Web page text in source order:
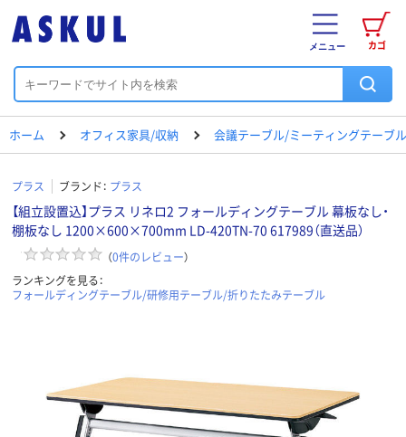
カゴ
メニュー
ホーム オフィス家具/収納 会議テーブル/ミーティングテーブル
プラス ブランド： プラス
【組立設置込】プラス リネロ2 フォールディングテーブル 幕板なし・
棚板なし 1200×600×700mm LD-420TN-70 617989（直送品）
（0件のレビュー）
ランキングを見る：
フォールディングテーブル/研修用テーブル/折りたたみテーブル